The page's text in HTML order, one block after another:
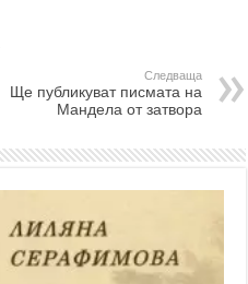
Следваща
Ще публикуват писмата на
Мандела от затвора